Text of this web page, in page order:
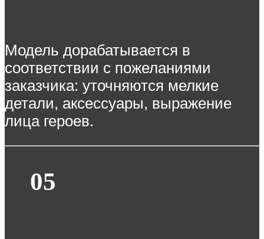
Модель дорабатывается в
соответствии с пожеланиями
заказчика: уточняются мелкие
детали, аксессуары, выражение
лица героев.
05